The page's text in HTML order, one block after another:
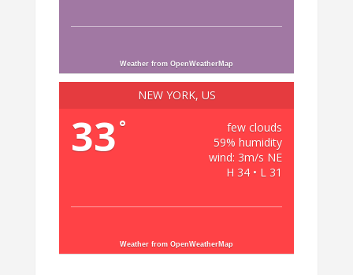
Weather from OpenWeatherMap
NEW YORK, US
33 °
few clouds
59% humidity
wind: 3m/s NE
H 34 • L 31
Weather from OpenWeatherMap